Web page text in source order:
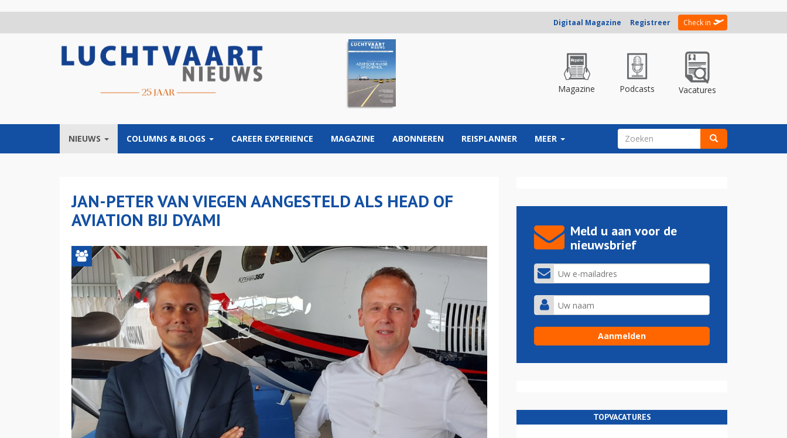
Digitaal Magazine Registreer Check in
Magazine Podcasts Vacatures
NIEUWS COLUMNS & BLOGS CAREER EXPERIENCE MAGAZINE ABONNEREN REISPLANNER MEER ZOEKVELD
JAN-PETER VAN VIEGEN AANGESTELD ALS HEAD OF
AVIATION BIJ DYAMI
Meld u aan voor de
nieuwsbrief
TOPVACATURES